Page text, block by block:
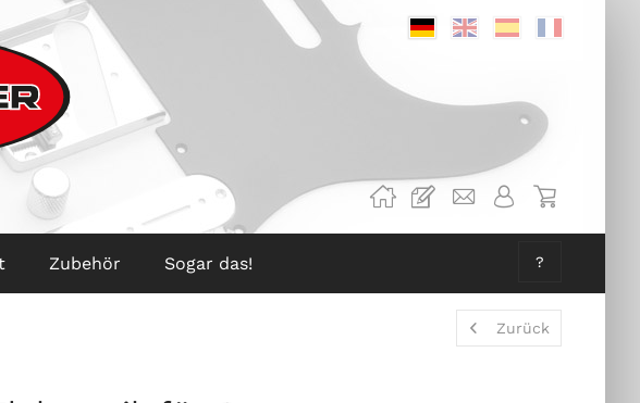
DeutschEnglischSpanisch
Zubehör Sogar das! ?
Zurück